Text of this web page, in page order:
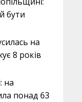
бути
на
8 років
на
понад 63